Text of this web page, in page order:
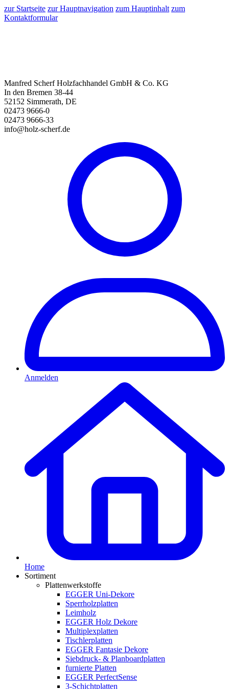
zur Startseite zur Hauptnavigation zum Hauptinhalt zum
Kontaktformular
Manfred Scherf Holzfachhandel GmbH & Co. KG
In den Bremen 38-44
52152 Simmerath, DE
02473 9666-0
02473 9666-33
info@holz-scherf.de
Anmelden
Home
Sortiment
Plattenwerkstoffe
EGGER Uni-Dekore
Sperrholzplatten
Leimholz
EGGER Holz Dekore
Multiplexplatten
Tischlerplatten
EGGER Fantasie Dekore
Siebdruck- & Planboardplatten
furnierte Platten
EGGER PerfectSense
3-Schichtplatten